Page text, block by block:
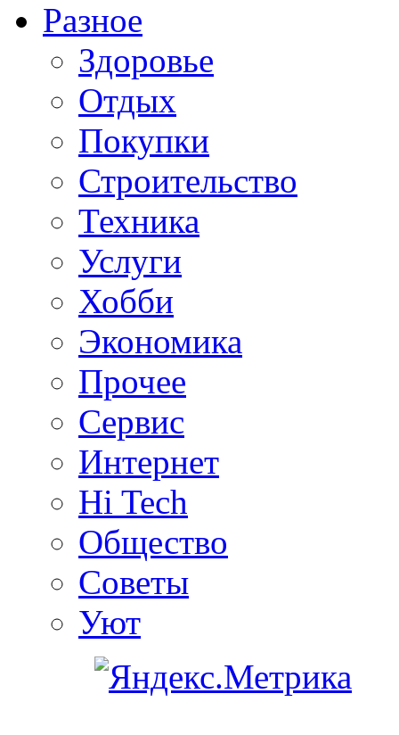
Разное
Здоровье
Отдых
Покупки
Строительство
Техника
Услуги
Хобби
Экономика
Прочее
Сервис
Интернет
Hi Tech
Общество
Советы
Уют